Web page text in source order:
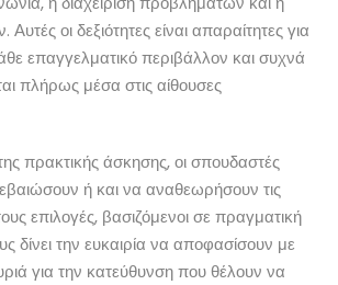
οι δεξιότητες είναι απαραίτητες για
επαγγελματικό περιβάλλον και συχνά
πλήρως μέσα στις αίθουσες
πρακτικής άσκησης, οι σπουδαστές
ή και να αναθεωρήσουν τις
επιλογές, βασιζόμενοι σε πραγματική
δίνει την ευκαιρία να αποφασίσουν με
για την κατεύθυνση που θέλουν να